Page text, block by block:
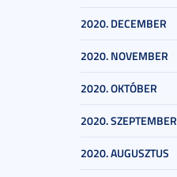
2020. DECEMBER
2020. NOVEMBER
2020. OKTÓBER
2020. SZEPTEMBER
2020. AUGUSZTUS